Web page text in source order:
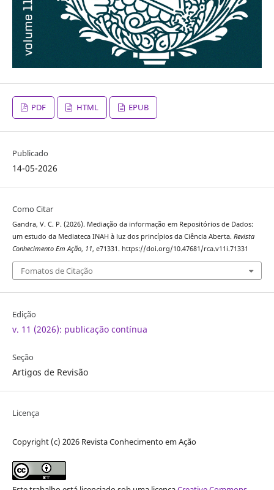
PDF HTML EPUB
Publicado
14-05-2026
Como Citar
Gandra, V. C. P. (2026). Mediação da informação em Repositórios de Dados:
um estudo da Mediateca INAH à luz dos princípios da Ciência Aberta. Revista
Conhecimento Em Ação, 11, e71331. https://doi.org/10.47681/rca.v11i.71331
Fomatos de Citação
Edição
v. 11 (2026): publicação contínua
Seção
Artigos de Revisão
Licença
Copyright (c) 2026 Revista Conhecimento em Ação